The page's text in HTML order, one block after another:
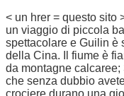
< un hrer = questo sito
un viaggio di piccola
spettacolare e Guilin è
della Cina. Il fiume è
da montagne
che senza dubbio
crociere durano una